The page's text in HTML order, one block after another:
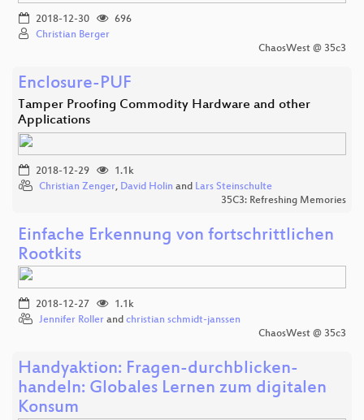
2018-12-30
696
Christian Berger
ChaosWest @ 35c3
Enclosure-PUF
Tamper Proofing Commodity Hardware and other
Applications
2018-12-29
1.1k
Christian Zenger, David Holin and Lars Steinschulte
35C3: Refreshing Memories
Einfache Erkennung von fortschrittlichen
Rootkits
2018-12-27
1.1k
Jennifer Roller and christian schmidt-janssen
ChaosWest @ 35c3
Handyaktion: Fragen-durchblicken-
handeln: Globales Lernen zum digitalen
Konsum